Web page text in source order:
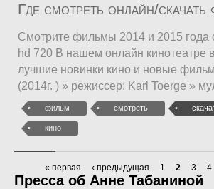
Где смотреть онлайн/
Смотрите фильмы 2014 и 2015 года
hd 720 В нашем онлайн
лучшие новинки кино и новые
(2014г. ) » режиссер: Karl Toerge »
фильм смотреть
кино
« первая ‹ предыдущая 1 2 3 4
Пресса об Анне Табаниной